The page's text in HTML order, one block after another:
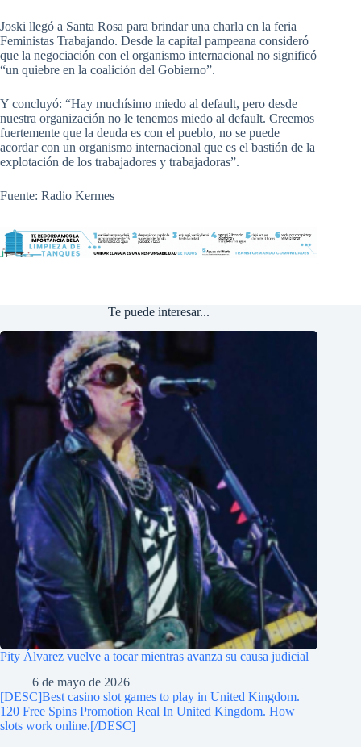
Joski llegó a Santa Rosa para brindar una charla en la feria
Feministas Trabajando. Desde la capital pampeana consideró
que la negociación con el organismo internacional no significó
“un quiebre en la coalición del Gobierno”.
Y concluyó: “Hay muchísimo miedo al default, pero desde
nuestra organización no le tenemos miedo al default. Creemos
fuertemente que la deuda es con el pueblo, no se puede
acordar con un organismo internacional que es el bastión de la
explotación de los trabajadores y trabajadoras”.
Fuente: Radio Kermes
Te puede interesar...
Pity Álvarez vuelve a tocar mientras avanza su causa judicial
6 de mayo de 2026
[DESC]Best casino slot games to play in United Kingdom.
120 Free Spins Promotion Real In United Kingdom. How
slots work online.[/DESC]